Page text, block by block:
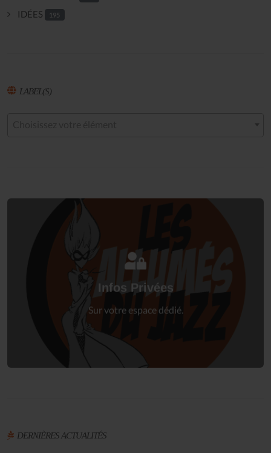
IDÉES 195
LABEL(S)
Infos Privées
Sur votre espace dédié.
Connectez-vous
DERNIÈRES ACTUALITÉS